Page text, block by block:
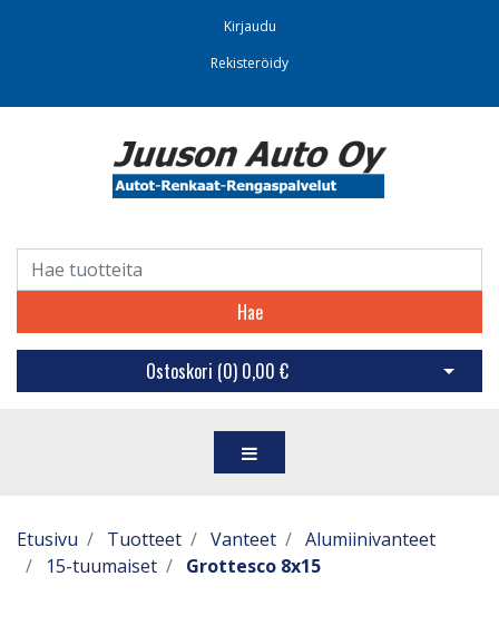
Kirjaudu
Rekisteröidy
Hae
Ostoskori (0) 0,00 € Avaa
Etusivu Tuotteet Vanteet
Alumiinivanteet
15-tuumaiset
Grottesco 8x15